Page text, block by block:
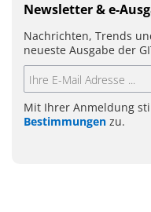
Newsletter & e-
Nachrichten, Trends
neueste Ausgabe der
Mit Ihrer Anmeldung
Bestimmungen zu.